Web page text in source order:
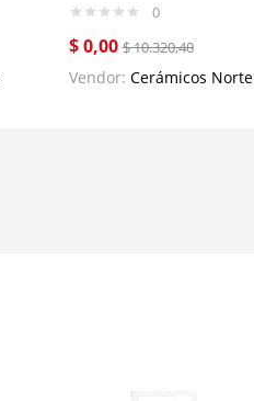
0
$0,00 $10.320,40
Vendor: Cerámicos Norte